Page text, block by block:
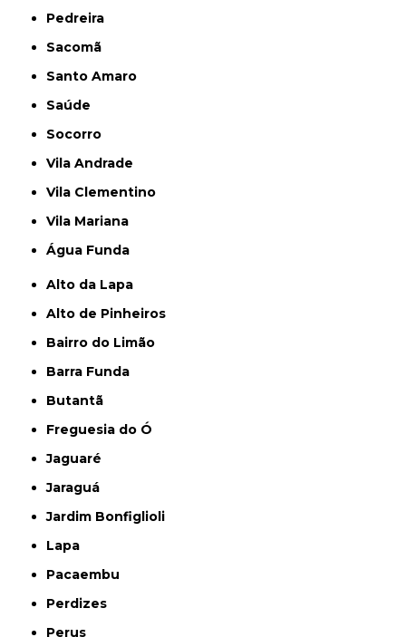
Pedreira
Sacomã
Santo Amaro
Saúde
Socorro
Vila Andrade
Vila Clementino
Vila Mariana
Água Funda
Alto da Lapa
Alto de Pinheiros
Bairro do Limão
Barra Funda
Butantã
Freguesia do Ó
Jaguaré
Jaraguá
Jardim Bonfiglioli
Lapa
Pacaembu
Perdizes
Perus